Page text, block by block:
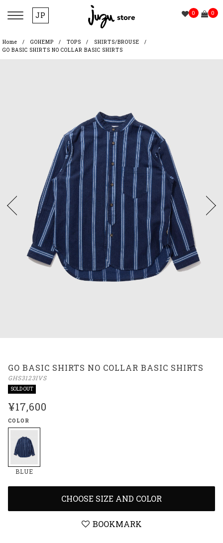
JP 0 0
Home GOHEMP TOPS
SHIRTS/BROUSE
GO BASIC SHIRTS NO COLLAR BASIC SHIRTS
GO BASIC SHIRTS NO COLLAR BASIC SHIRTS
GHS3123IVS
SOLD OUT
¥17,600
COLOR
BLUE
CHOOSE SIZE AND COLOR
BOOKMARK